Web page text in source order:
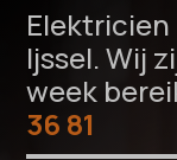
Elektricien
Ijssel. Wij
week
36 81